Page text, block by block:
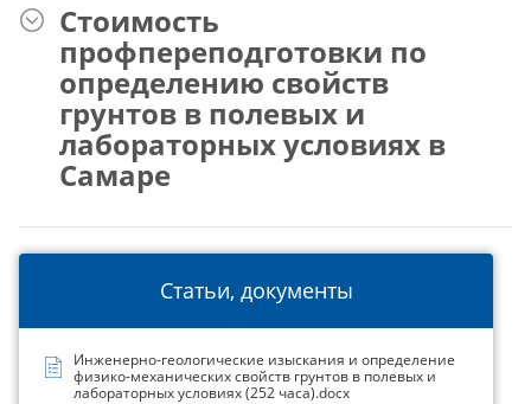
Статьи, документы
Инженерно-геологические изыскания и определение
физико-механических свойств грунтов в полевых и
лабораторных условиях (252 часа).docx
Стоимость
профпереподготовки по
определению свойств
грунтов в полевых и
лабораторных условиях в
Самаре